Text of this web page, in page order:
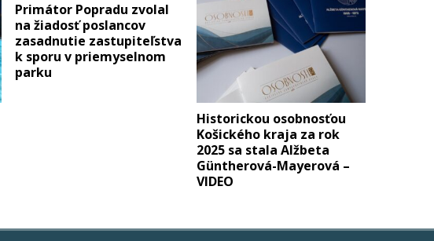
Primátor Popradu zvolal
na žiadosť poslancov
zasadnutie zastupiteľstva
k sporu v priemyselnom
parku
Historickou osobnosťou
Košického kraja za rok
2025 sa stala Alžbeta
Güntherová-Mayerová –
VIDEO